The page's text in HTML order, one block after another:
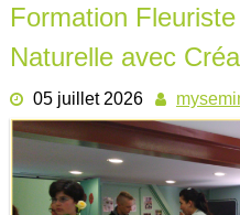
Formation
Naturelle avec
05 juillet 2026